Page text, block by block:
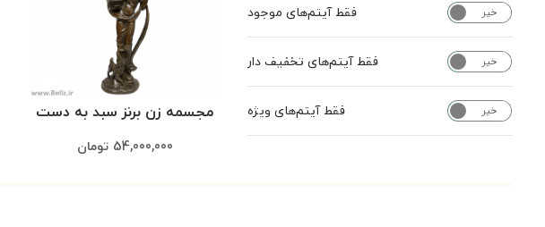
خیر فقط آیتم‌های موجود
خیر فقط آیتم‌های تخفیف دار
خیر فقط آیتم‌های ویژه مجسمه زن برنز سبد به دست
54,000,000 تومان